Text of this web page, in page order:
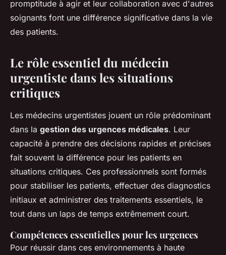
promptitude à agir et leur collaboration avec d'autres
soignants font une différence significative dans la vie
des patients.
Le rôle essentiel du médecin
urgentiste dans les situations
critiques
Les médecins urgentistes jouent un rôle prédominant
dans la gestion des urgences médicales. Leur
capacité à prendre des décisions rapides et précises
fait souvent la différence pour les patients en
situations critiques. Ces professionnels sont formés
pour stabiliser les patients, effectuer des diagnostics
initiaux et administrer des traitements essentiels, le
tout dans un laps de temps extrêmement court.
Compétences essentielles pour les urgences
Pour réussir dans ces environnements à haute